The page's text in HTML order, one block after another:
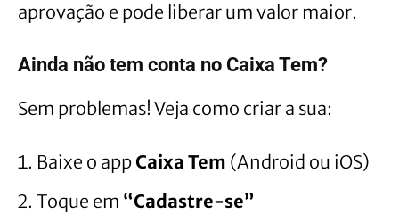
aprovação e pode liberar um valor maior.
Ainda não tem conta no Caixa Tem?
Sem problemas! Veja como criar a sua:
Baixe o appCaixa Tem (Android ou iOS)
Toque em “Cadastre-se”